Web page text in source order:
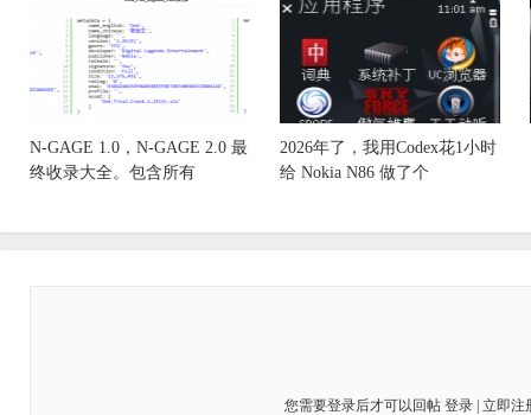
N-GAGE 1.0，N-GAGE 2.0 最
终收录大全。包含所有
2026年了，我用Codex花1小时
给 Nokia N86 做了个
您需要登录后才可以回帖 登录| 立即注